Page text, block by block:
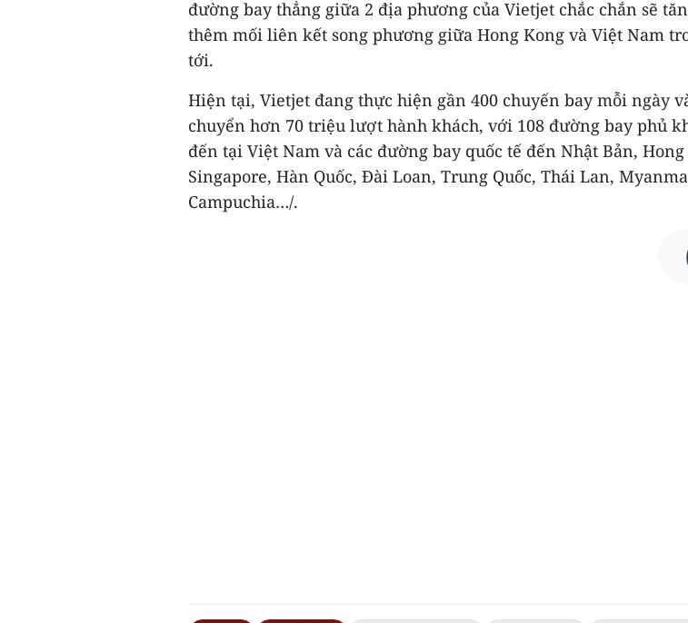
đường bay thẳng giữa 2 địa phương của Vietjet chắc chắn sẽ
thêm mối liên kết song phương giữa Hong Kong và Việt Nam
tới.
Hiện tại, Vietjet đang thực hiện gần 400 chuyến bay mỗi ngày
chuyển hơn 70 triệu lượt hành khách, với 108 đường bay phủ
đến tại Việt Nam và các đường bay quốc tế đến Nhật Bản, Hong
Singapore, Hàn Quốc, Đài Loan, Trung Quốc, Thái Lan,
Campuchia…/.